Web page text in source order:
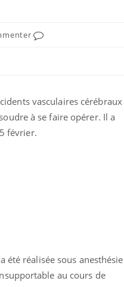
vasculaires cérébraux
à se faire opérer. Il a
février.
été réalisée sous anesthésie
au cours de
stratégie simple aurait
changé la donne au
basque